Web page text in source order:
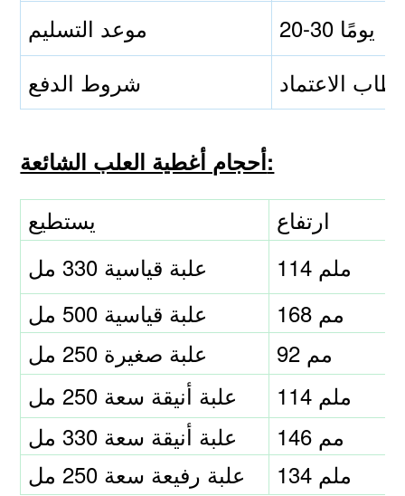
موعد التسليم
20-30 يومًا
شروط الدفع
الاعتماد
أحجام أغطية العلب الشائعة:
يستطيع
ارتفاع
علبة قياسية 330 مل
114 ملم
علبة قياسية 500 مل
168 مم
علبة صغيرة 250 مل
92 مم
علبة أنيقة سعة 250 مل
114 ملم
علبة أنيقة سعة 330 مل
146 مم
علبة رفيعة سعة 250 مل
134 ملم